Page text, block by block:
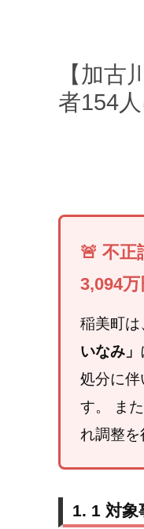
【加古
者154
🚨 不正
3,094
稲美町は
いなみ」
処分に伴
す。 ま
れ調整を
1 対象